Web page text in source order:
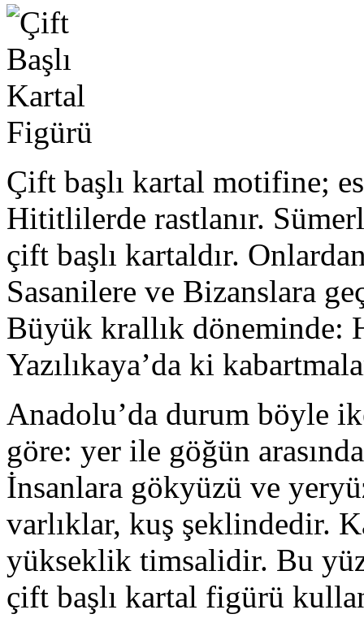
Çift başlı kartal motifine;
Hititlilerde rastlanır.
çift başlı kartaldır.
Sasanilere ve Bizanslara
Büyük krallık döneminde:
Yazılıkaya’da ki
Anadolu’da durum böyle
göre: yer ile göğün
İnsanlara gökyüzü ve
varlıklar, kuş şeklindedir.
yükseklik timsalidir. Bu
çift başlı kartal figürü